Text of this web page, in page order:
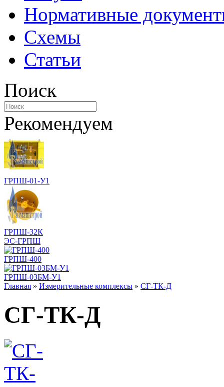
Нормативные
Схемы
Статьи
Поиск
Рекомендуем
ГРПШ-01-У1
ГРПШ-32К
ЭС-ГРПШ
ГРПШ-400
ГРПШ-03БМ-У1
Главная » Измерительные комплексы » СГ-ТК-Д
СГ-ТК-Д